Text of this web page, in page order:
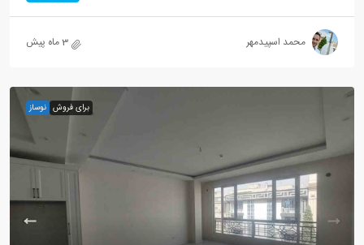
محمد اسپیدمهر 3 ماه پیش
برای فروش نوساز